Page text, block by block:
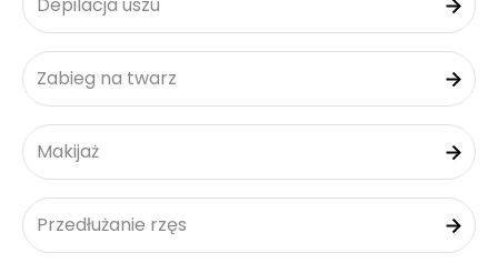
Zabieg na twarz
Makijaż
Przedłużanie rzęs